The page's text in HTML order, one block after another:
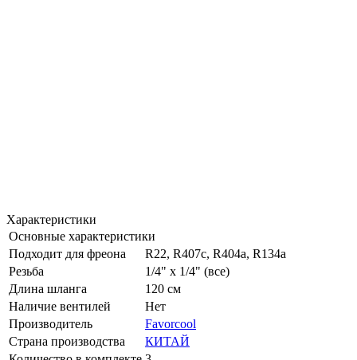
Характеристики
Основные характеристики
Подходит для фреона
R22, R407c, R404a, R134a
Резьба
1/4" x 1/4" (все)
Длина шланга
120 см
Наличие вентилей
Нет
Производитель
Favorcool
Страна производства
КИТАЙ